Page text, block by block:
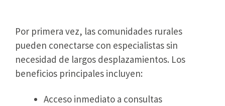
Por primera vez, las comunidades rurales
pueden conectarse con especialistas sin
necesidad de largos desplazamientos. Los
beneficios principales incluyen:
Acceso inmediato a consultas